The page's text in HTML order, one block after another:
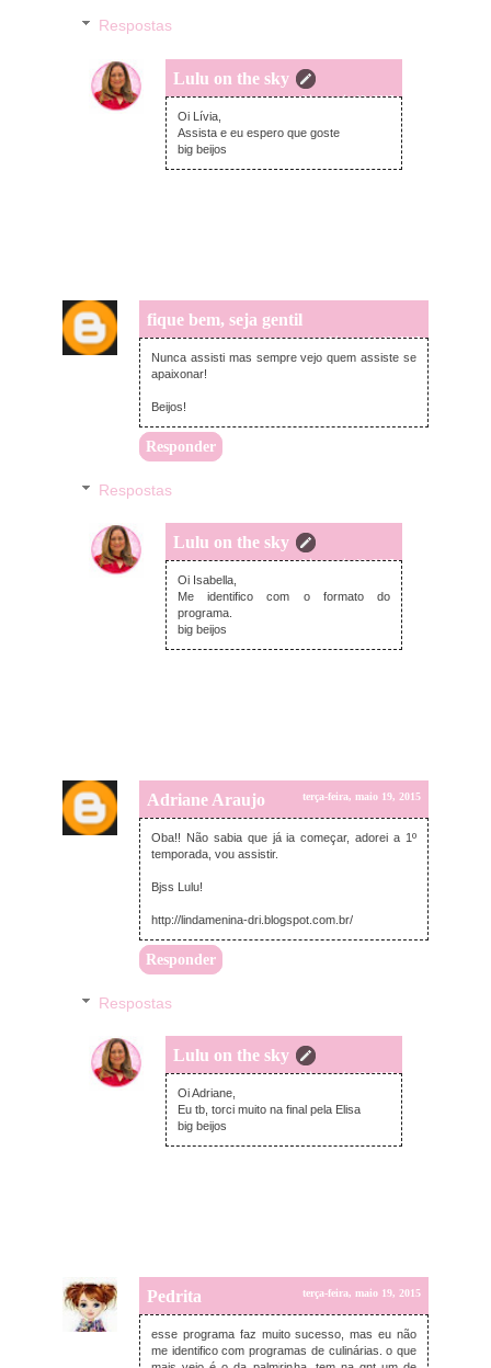
Respostas
Lulu on the sky
terça-feira, maio 19, 2015
Oi Lívia,
Assista e eu espero que goste
big beijos
fique bem, seja gentil
terça-feira, maio 19, 2015
Nunca assisti mas sempre vejo quem assiste se
apaixonar!
Beijos!
Responder
Respostas
Lulu on the sky
terça-feira, maio 19, 2015
Oi Isabella,
Me identifico com o formato do
programa.
big beijos
Adriane Araujo terça-feira, maio 19, 2015
Oba!! Não sabia que já ia começar, adorei a 1º
temporada, vou assistir.
Bjss Lulu!
http://lindamenina-dri.blogspot.com.br/
Responder
Respostas
Lulu on the sky
terça-feira, maio 19, 2015
Oi Adriane,
Eu tb, torci muito na final pela Elisa
big beijos
Pedrita terça-feira, maio 19, 2015
esse programa faz muito sucesso, mas eu não
me identifico com programas de culinárias. o que